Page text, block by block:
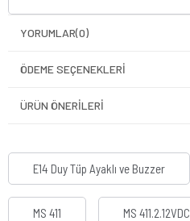
YORUMLAR(0)
ÖDEME SEÇENEKLERI
ÜRÜN ÖNERILERI
E14 Duy Tüp Ayaklı ve Buzzer
MS 411 MS 411.2.12VDC